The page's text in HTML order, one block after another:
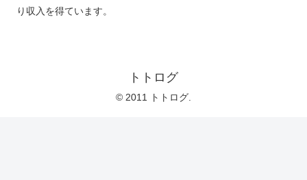
り収入を得ています。
トトログ
© 2011 トトログ.